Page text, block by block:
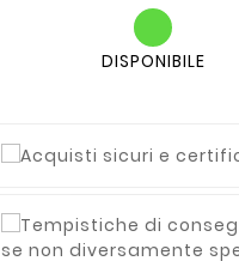
DISPONIBILE